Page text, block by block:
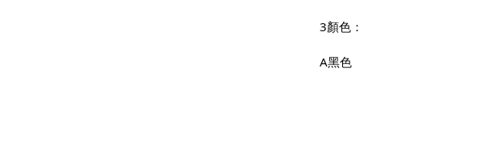
3顏色：
A黑色